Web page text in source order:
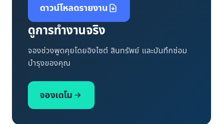
ดาวน์โหลดรายงาน
ดูการทำงานจริง
จองช่วงพูดคุยโดยอิงไซต์ สินทรัพย์ และบันทึกซ่อม
บำรุงของคุณ
จองเดโม